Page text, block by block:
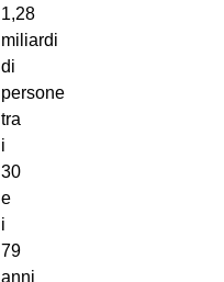
1,28
miliardi
di
persone
tra
i
30
e
i
79
anni